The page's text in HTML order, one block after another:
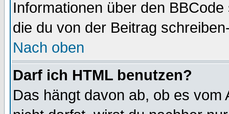
Informationen über den
die du von der Beitrag
Nach oben
Darf ich HTML benutzen?
Das hängt davon ab, ob es